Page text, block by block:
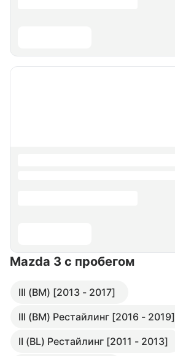
Mazda 3 с пробегом
III (BM) [2013 - 2017]
III (BM) Рестайлинг [2016 - 2019]
II (BL) Рестайлинг [2011 - 2013]